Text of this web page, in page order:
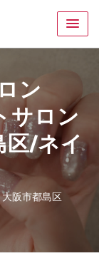
ン
サロン
区/ネイ
大阪市都島区